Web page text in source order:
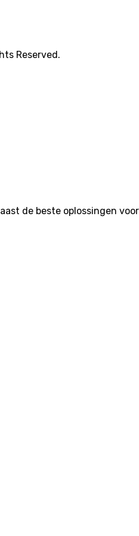
Reserved.
naast de beste oplossingen